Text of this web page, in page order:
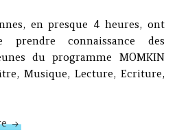
en presque 4 heures, ont
prendre connaissance des
du programme MOMKIN
Musique, Lecture, Ecriture,
N°205 – AGORA #9 : après 36